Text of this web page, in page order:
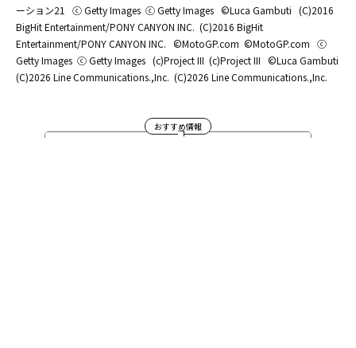
ーション21 ⓒ Getty Images ⓒ Getty Images ©Luca Gambuti (C)2016
BigHit Entertainment/PONY CANYON INC. (C)2016 BigHit
Entertainment/PONY CANYON INC. ©MotoGP.com ©MotoGP.com ⓒ
Getty Images ⓒ Getty Images (c)Project III (c)Project III ©Luca Gambuti
(C)2026 Line Communications.,Inc. (C)2026 Line Communications.,Inc.
おすすめ情報